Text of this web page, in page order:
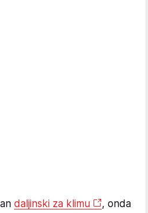
daljinski za klimu
, onda